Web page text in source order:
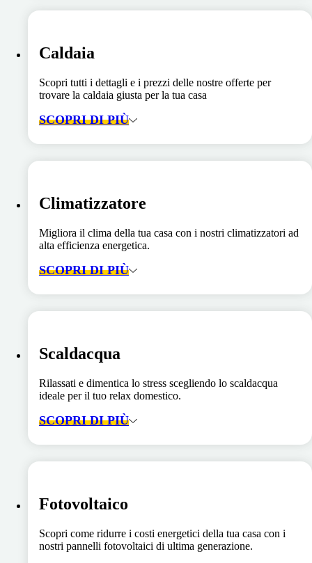
Caldaia
Scopri tutti i dettagli e i prezzi delle nostre offerte per
trovare la caldaia giusta per la tua casa
SCOPRI DI PIÙ
Climatizzatore
Migliora il clima della tua casa con i nostri climatizzatori ad
alta efficienza energetica.
SCOPRI DI PIÙ
Scaldacqua
Rilassati e dimentica lo stress scegliendo lo scaldacqua
ideale per il tuo relax domestico.
SCOPRI DI PIÙ
Fotovoltaico
Scopri come ridurre i costi energetici della tua casa con i
nostri pannelli fotovoltaici di ultima generazione.